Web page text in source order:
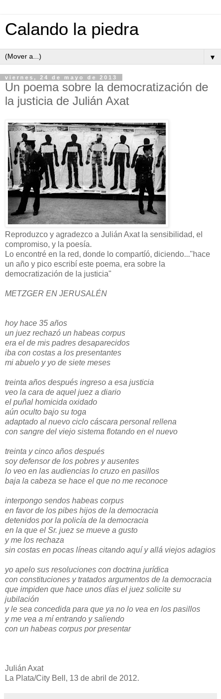
Calando la piedra
▼
viernes, 24 de mayo de 2013
Un poema sobre la democratización de
la justicia de Julián Axat
Reproduzco y agradezco a Julián Axat la sensibilidad, el
compromiso, y la poesía.
Lo encontré en la red, donde lo compartíó, diciendo..."hace
un año y pico escribí este poema, era sobre la
democratización de la justicia"
METZGER EN JERUSALÉN
hoy hace 35 años
un juez rechazó un habeas corpus
era el de mis padres desaparecidos
iba con costas a los presentantes
mi abuelo y yo de siete meses
treinta años después ingreso a esa justicia
veo la cara de aquel juez a diario
el puñal homicida oxidado
aún oculto bajo su toga
adaptado al nuevo ciclo cáscara personal rellena
con sangre del viejo sistema flotando en el nuevo
treinta y cinco años después
soy defensor de los pobres y ausentes
lo veo en las audiencias lo cruzo en pasillos
baja la cabeza se hace el que no me reconoce
interpongo sendos habeas corpus
en favor de los pibes hijos de la democracia
detenidos por la policía de la democracia
en la que el Sr. juez se mueve a gusto
y me los rechaza
sin costas en pocas líneas citando aquí y allá viejos adagios
yo apelo sus resoluciones con doctrina jurídica
con constituciones y tratados argumentos de la democracia
que impiden que hace unos días el juez solicite su
jubilación
y le sea concedida para que ya no lo vea en los pasillos
y me vea a mí entrando y saliendo
con un habeas corpus por presentar
Julián Axat
La Plata/City Bell, 13 de abril de 2012.